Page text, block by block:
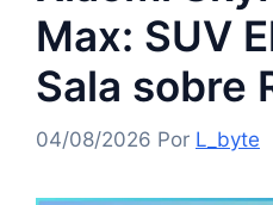
Max: SUV
Sala sobre
04/08/2026 Por L_byte